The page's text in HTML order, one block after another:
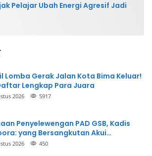
Pelajar Ubah Energi Agresif Jadi
Lomba Gerak Jalan Kota Bima Keluar!
Lengkap Para Juara
2026 5917
Penyelewengan PAD GSB, Kadis
yang Bersangkutan Akui
dan Siap Mengembalikan
2026 450